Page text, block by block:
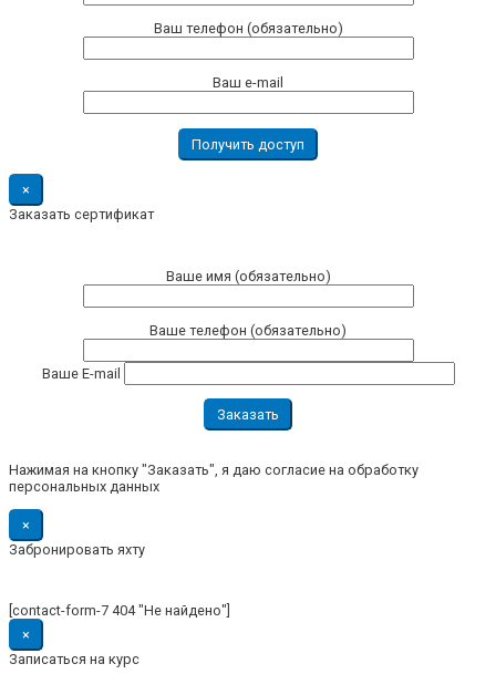
Ваш телефон (обязательно)
Ваш e-mail
×
Заказать сертификат
Ваше имя (обязательно)
Ваше телефон (обязательно)
Ваше E-mail
Нажимая на кнопку "Заказать", я даю согласие на обработку
персональных данных
×
Забронировать яхту
[contact-form-7 404 "Не найдено"]
×
Записаться на курс